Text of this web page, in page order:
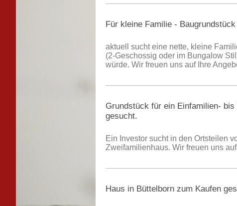
Für kleine Familie -
aktuell sucht eine nette, kleine
(2-Geschossig oder im Bungalow
würde. Wir freuen uns auf Ihre
Grundstück für ein Einfamilien-
gesucht.
Ein Investor sucht in den Ortsteilen
Zweifamilienhaus. Wir freuen uns
Haus in Büttelborn zum Kaufen